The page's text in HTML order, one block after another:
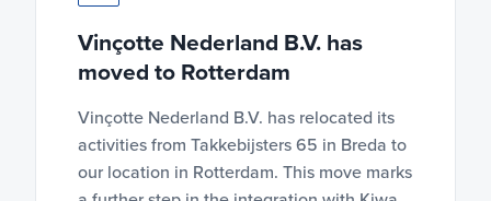
Vinçotte Nederland B.V. has
moved to Rotterdam
Vinçotte Nederland B.V. has relocated its
activities from Takkebijsters 65 in Breda to
our location in Rotterdam. This move marks